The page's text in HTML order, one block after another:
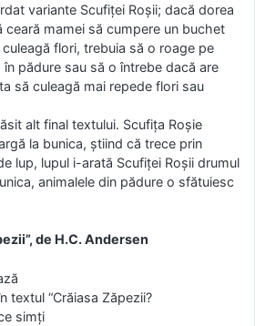
variante Scufiţei Roşii; dacă dorea
ceară mamei să cumpere un buchet
flori, trebuia să o roage pe
pădure sau să o întrebe dacă are
să culeagă mai repede flori sau
alt final textului. Scufiţa Roşie
la bunica, ştiind că trece prin
lup, lupul i-arată Scufiţei Roşii drumul
animalele din pădure o sfătuiesc
de H.C. Andersen
textul “Crăiasa Zăpezii?
simţi